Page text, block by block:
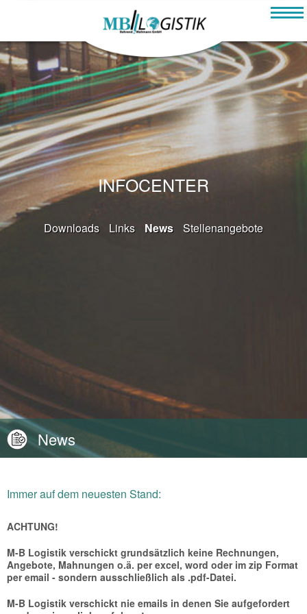
überspringen
INFOCENTER
Navigation
Downloads Links News Stellenangebote
News
Immer auf dem neuesten Stand:
ACHTUNG!
M-B Logistik verschickt grundsätzlich keine Rechnungen,
Angebote, Mahnungen o.ä. per excel, word oder im zip Format
per email - sondern ausschließlich als .pdf-Datei.
M-B Logistik verschickt nie emails in denen Sie aufgefordert